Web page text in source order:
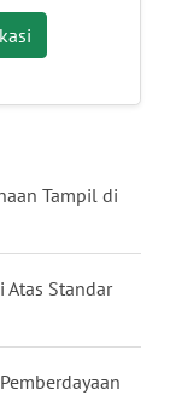
Tampil di
Atas Standar